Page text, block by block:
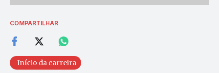
COMPARTILHAR
Início da carreira